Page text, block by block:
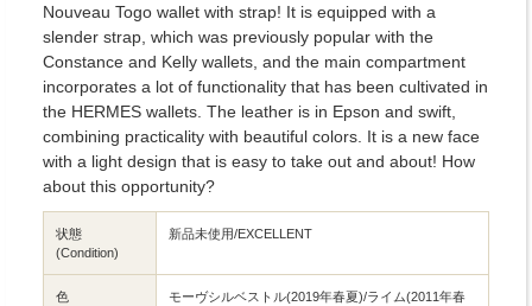
Nouveau Togo wallet with strap! It is equipped with a
slender strap, which was previously popular with the
Constance and Kelly wallets, and the main compartment
incorporates a lot of functionality that has been cultivated in
the HERMES wallets. The leather is in Epson and swift,
combining practicality with beautiful colors. It is a new face
with a light design that is easy to take out and about! How
about this opportunity?
状態
(Condition)
新品未使用/EXCELLENT
色
モーヴシルベストル(2019年春夏)/ライム(2011年春